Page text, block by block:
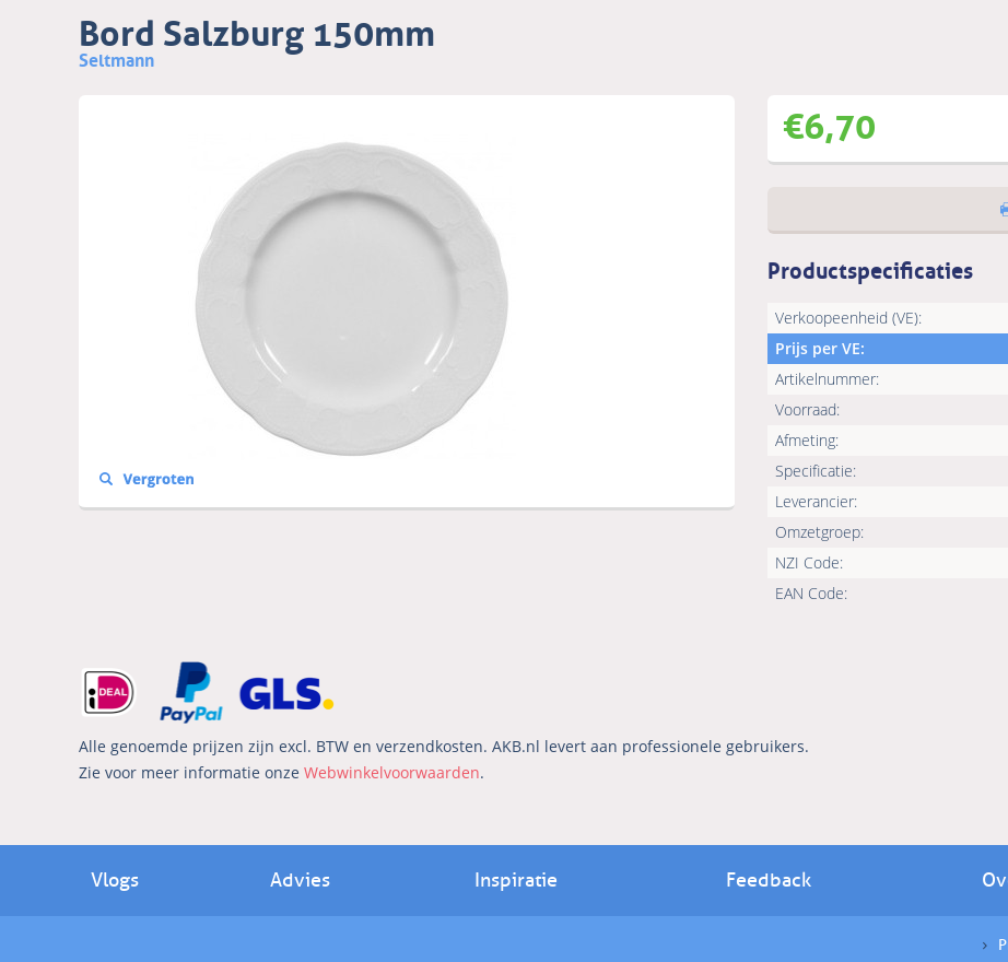
Bord Salzburg 150mm
Seltmann
€6,70
Productspecificaties
Verkoopeenheid (VE):
Prijs per VE:
Artikelnummer:
Voorraad:
Afmeting:
Specificatie:
Leverancier:
Omzetgroep:
NZI Code:
EAN Code:
Alle genoemde prijzen zijn excl. BTW en verzendkosten. AKB.nl levert aan professionele gebruikers.
Zie voor meer informatie onze Webwinkelvoorwaarden.
Vlogs Advies Inspiratie Feedback